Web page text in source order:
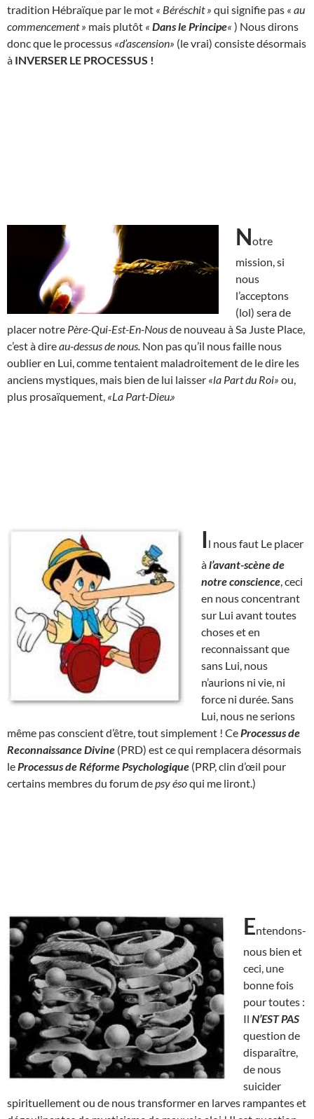
tradition Hébraïque par le mot « Béréschit » qui signifie pas « au
commencement » mais plutôt « Dans le Principe« ) Nous dirons
donc que le processus «d’ascension» (le vrai) consiste désormais
à INVERSER LE PROCESSUS !
Notre
mission, si
nous
l’acceptons
(lol) sera de
placer notre Père-Qui-Est-En-Nousde nouveau à Sa Juste Place,
c’est à direau-dessus de nous. Non pas qu’il nous faille nous
oublier en Lui, comme tentaient maladroitement de le dire les
anciens mystiques, mais bien de lui laisser «la Part du Roi» ou,
plus prosaïquement, «La Part-Dieu.»
Il nous faut Le placer
àl’avant-scène de
notre conscience , ceci
en nous concentrant
sur Lui avant toutes
choses et en
reconnaissant que
sans Lui, nous
n’aurions ni vie, ni
force ni durée. Sans
Lui, nous ne serions
même pas conscient d’être, tout simplement ! Ce Processus de
Reconnaissance Divine (PRD) est ce qui remplacera désormais
le Processus de Réforme Psychologique (PRP, clin d’œil pour
certains membres du forum depsy ésoqui me liront.)
Entendons-
nous bien et
ceci, une
bonne fois
pour toutes :
Il N’EST PAS
question de
disparaître,
de nous
suicider
spirituellement ou de nous transformer en larves rampantes et